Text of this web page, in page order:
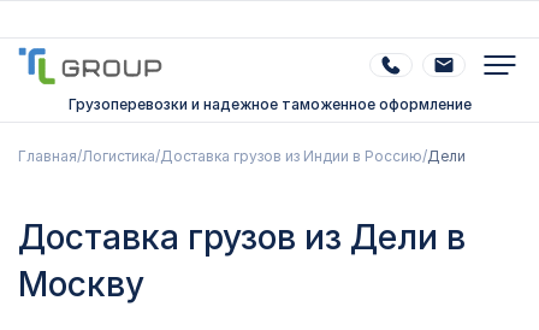
Грузоперевозки и надежное таможенное оформление
Главная/Логистика/Доставка грузов из Индии в Россию/Дели
Доставка грузов из Дели в
Москву